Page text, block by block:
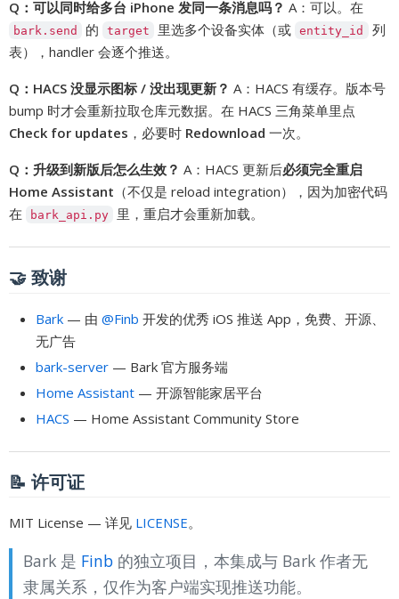
Q：可以同时给多台 iPhone 发同一条消息吗？ A：可以。在
bark.send 的 target 里选多个设备实体（或 entity_id
列
表），handler 会逐个推送。
Q：HACS 没显示图标 / 没出现更新？ A：HACS 有缓存。版本号
bump 时才会重新拉取仓库元数据。在 HACS 三角菜单里点
Check for updates ，必要时 Redownload 一次。
Q：升级到新版后怎么生效？ A：HACS 更新后必须完全重启
Home Assistant （不仅是 reload integration），因为加密代码
在
bark_api.py 里，重启才会重新加载。
🤝 致谢
Bark — 由 @Finb 开发的优秀 iOS 推送 App，免费、开源、
无广告
bark-server — Bark 官方服务端
Home Assistant — 开源智能家居平台
HACS — Home Assistant Community Store
📝 许可证
MIT License — 详见 LICENSE。
Bark 是 Finb 的独立项目，本集成与 Bark 作者无
隶属关系，仅作为客户端实现推送功能。